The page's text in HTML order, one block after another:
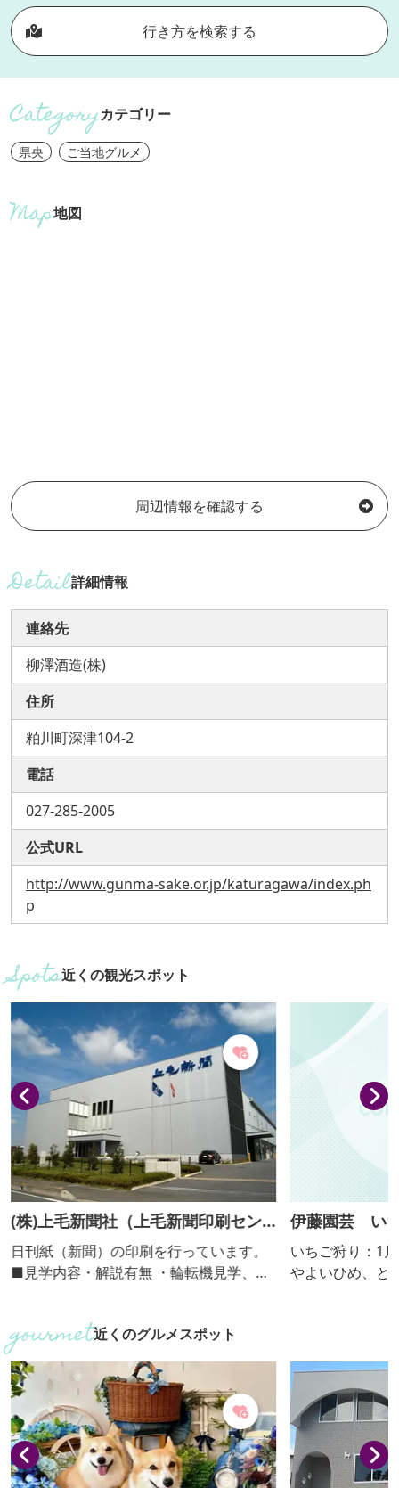
行き方を検索する
カテゴリー
県央 ご当地グルメ
地図
周辺情報を確認する
詳細情報
連絡先
柳澤酒造(株)
住所
粕川町深津104-2
電話
027-285-2005
公式URL
http://www.gunma-sake.or.jp/katuragawa/index.ph
p
近くの観光スポット
(株)上毛新聞社（上毛新聞印刷セン
ター）
日刊紙（新聞）の印刷を行っています。
■見学内容・解説有無 ・輪転機見学、解
人。群馬県内の団体・グループに限
る。）
伊藤園芸 い
いちご狩り：1月上
やよいひめ、と
ます。完熟した
す。 ＊料金表は、季節・生育状況によっ
て変更がござい
て、お問い合せ
近くのグルメスポット